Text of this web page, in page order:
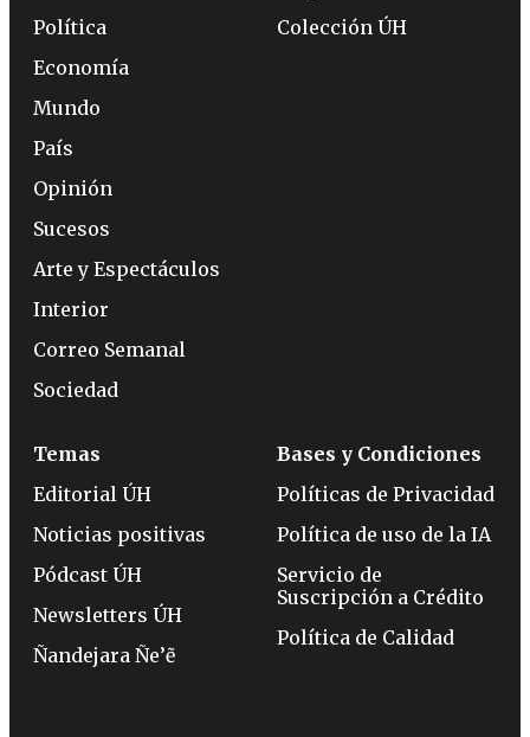
Política
Economía
Mundo
País
Opinión
Sucesos
Arte y Espectáculos
Interior
Correo Semanal
Sociedad
Colección ÚH
Temas
Editorial ÚH
Noticias positivas
Pódcast ÚH
Newsletters ÚH
Ñandejara Ñe’ẽ
Bases y Condiciones
Políticas de Privacidad
Política de uso de la IA
Servicio de
Suscripción a Crédito
Política de Calidad